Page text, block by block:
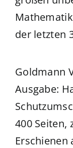
der letzten
Goldmann
Ausgabe:
400 Seiten,
Erschienen